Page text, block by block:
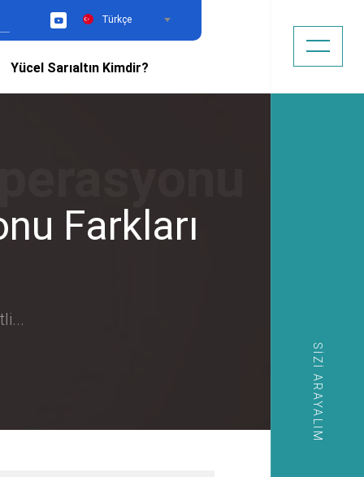
YouTubeTürkçe
Yücel Sarıaltın Kimdir?
SIZI ARAYALIM
Farkları